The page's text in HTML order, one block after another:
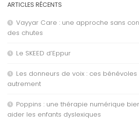
ARTICLES RÉCENTS
Vayyar Care : une approche sans
des chutes
Le SKEED d’Eppur
Les donneurs de voix : ces
autrement
Poppins : une thérapie numérique
aider les enfants dyslexiques